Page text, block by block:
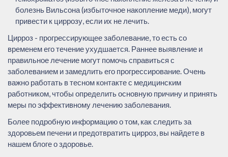
болезнь Вильсона (избыточное накопление меди), могут
привести к циррозу, если их не лечить.
Цирроз - прогрессирующее заболевание, то есть со
временем его течение ухудшается. Раннее выявление и
правильное лечение могут помочь справиться с
заболеванием и замедлить его прогрессирование. Очень
важно работать в тесном контакте с медицинским
работником, чтобы определить основную причину и принять
меры по эффективному лечению заболевания.
Более подробную информацию о том, как следить за
здоровьем печени и предотвратить цирроз, вы найдете в
нашем блоге о здоровье.